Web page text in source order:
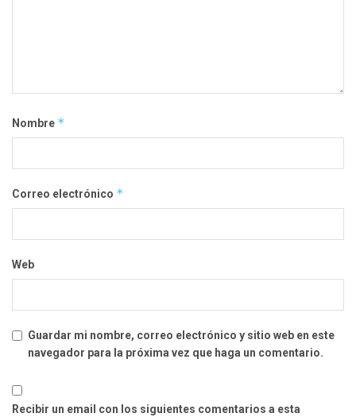
Nombre *
Correo electrónico *
Web
Guardar mi nombre, correo electrónico y sitio web en este
navegador para la próxima vez que haga un comentario.
Recibir un email con los siguientes comentarios a esta